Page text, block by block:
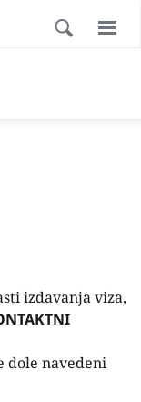
izdavanja viza,
dole navedeni